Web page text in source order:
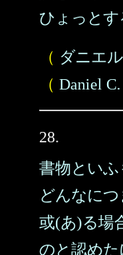
ひょっとす
（ ダニエ
（ Daniel
28.
書物といふ
どんなにつ
或(あ)る場
のと認めた